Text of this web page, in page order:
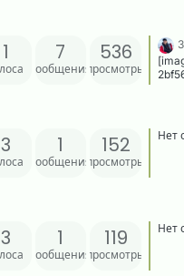
1 7
сообщения
536
просмотры
3 1
сообщения
152
просмотры
Нет
3 1
сообщения
119
просмотры
Нет